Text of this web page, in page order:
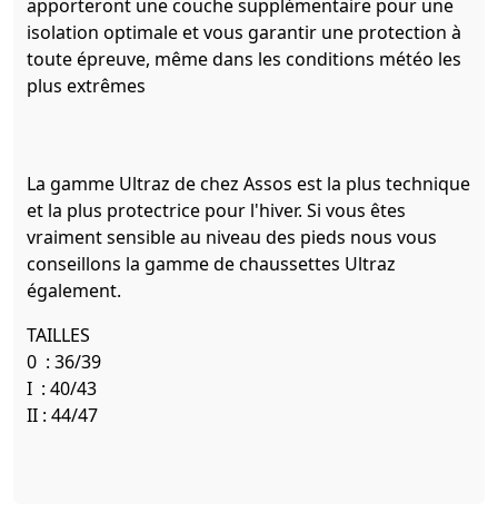
apporteront une couche supplémentaire pour une
isolation optimale et vous garantir une protection à
toute épreuve, même dans les conditions météo les
plus extrêmes
La gamme Ultraz de chez Assos est la plus technique
et la plus protectrice pour l'hiver. Si vous êtes
vraiment sensible au niveau des pieds nous vous
conseillons la gamme de chaussettes Ultraz
également.
TAILLES
0 : 36/39
I : 40/43
II : 44/47